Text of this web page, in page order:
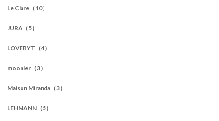
Le Clare（10）
JURA（5）
LOVEBYT（4）
moonler（3）
Maison Miranda（3）
LEHMANN（5）